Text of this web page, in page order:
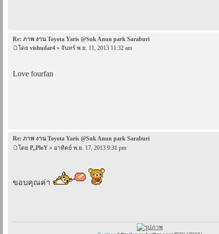
Re: ภาพ งาน Toyota Yaris @Suk Anun park Saraburi
โดย vishudar4 » จันทร์ พ.ย. 11, 2013 11:32 am
Love fourfan
Re: ภาพ งาน Toyota Yaris @Suk Anun park Saraburi
โดย P,,PloY » อาทิตย์ พ.ย. 17, 2013 9:31 pm
ขอบคุณค่า